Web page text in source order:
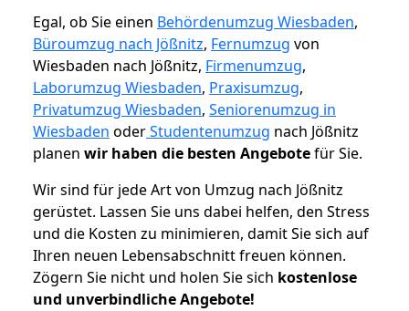
Egal, ob Sie einen Behördenumzug Wiesbaden,
Büroumzug nach Jößnitz, Fernumzug von
Wiesbaden nach Jößnitz, Firmenumzug,
Laborumzug Wiesbaden, Praxisumzug,
Privatumzug Wiesbaden, Seniorenumzug in
Wiesbaden oderStudentenumzug nach Jößnitz
planen wir haben die besten Angebotefür Sie.
Wir sind für jede Art von Umzug nach Jößnitz
gerüstet. Lassen Sie uns dabei helfen, den Stress
und die Kosten zu minimieren, damit Sie sich auf
Ihren neuen Lebensabschnitt freuen können.
Zögern Sie nicht und holen Sie sich kostenlose
und unverbindliche Angebote!